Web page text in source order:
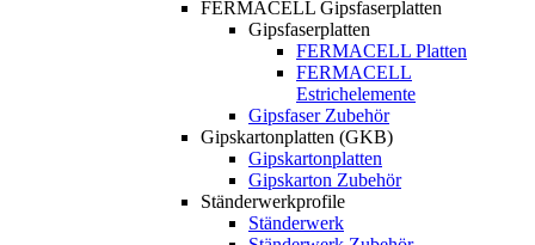
FERMACELL Gipsfaserplatten
Gipsfaserplatten
FERMACELL Platten
FERMACELL
Estrichelemente
Gipsfaser Zubehör
Gipskartonplatten (GKB)
Gipskartonplatten
Gipskarton Zubehör
Ständerwerkprofile
Ständerwerk